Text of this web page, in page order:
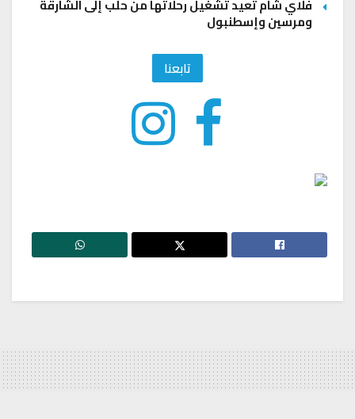
فلاي شام تعيد تشغيل رحلاتها من حلب إلى الشارقة
ومرسين وإسطنبول
تابعنا